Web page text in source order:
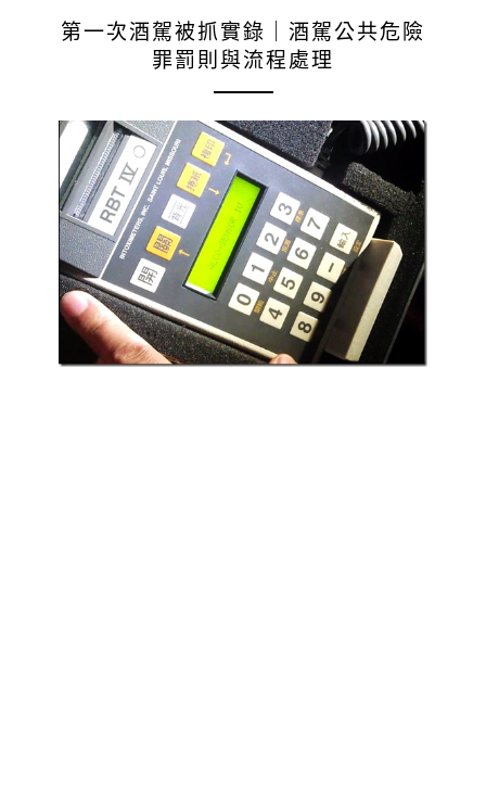
第一次酒駕被抓實錄｜酒駕公共危險
罪罰則與流程處理